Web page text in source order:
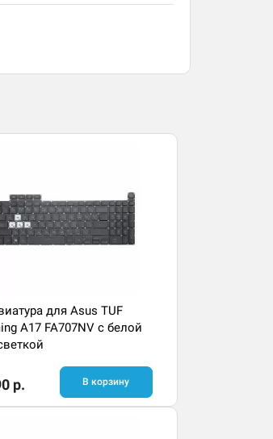
для Asus TUF
A17 FA707NV с белой
р. В корзину